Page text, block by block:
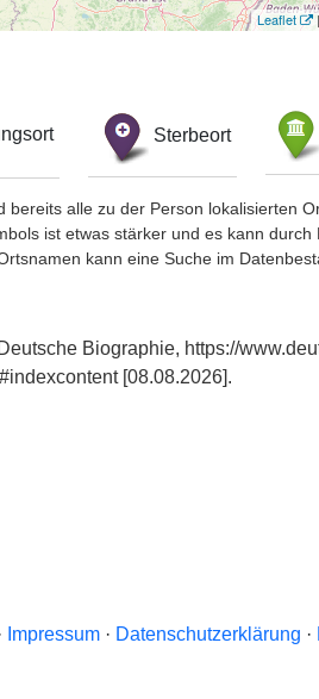
Leaflet |
Sterbeort
bereits alle zu der Person lokalisierten
ist etwas stärker und es kann
kann eine Suche im
Biographie, https://
[08.08.2026].
Impressum · Datenschutzerklärung ·